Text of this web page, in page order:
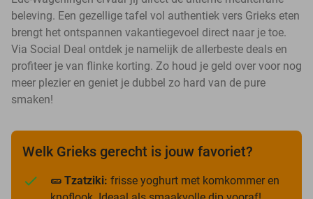
beleving. Een gezellige tafel vol authentiek vers Grieks eten
brengt het ontspannen vakantiegevoel direct naar je toe.
Via Social Deal ontdek je namelijk de allerbeste deals en
profiteer je van flinke korting. Zo houd je geld over voor nog
meer plezier en geniet je dubbel zo hard van de pure
smaken!
Welk Grieks gerecht is jouw favoriet?
🥒 Tzatziki: frisse yoghurt met komkommer en